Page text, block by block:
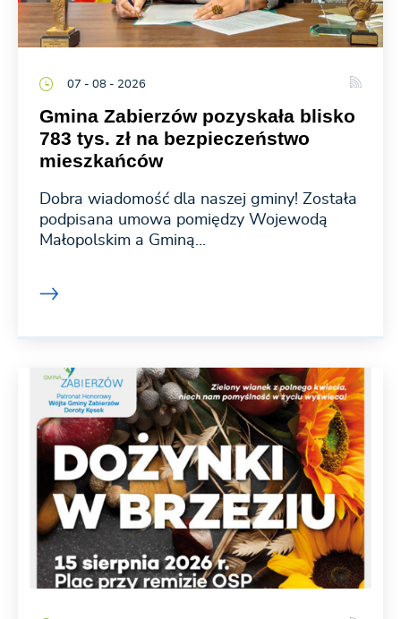
07 - 08 - 2026
Gmina Zabierzów pozyskała blisko
783 tys. zł na bezpieczeństwo
mieszkańców
Dobra wiadomość dla naszej gminy! Została
podpisana umowa pomiędzy Wojewodą
Małopolskim a Gminą...